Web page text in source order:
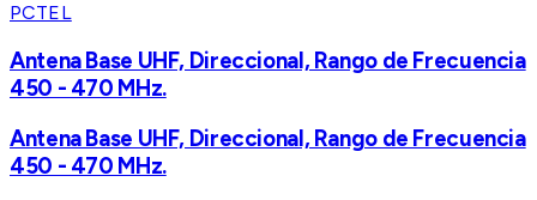
PCTEL
Antena Base UHF, Direccional, Rango de Frecuencia
450 - 470 MHz.
Antena Base UHF, Direccional, Rango de Frecuencia
450 - 470 MHz.